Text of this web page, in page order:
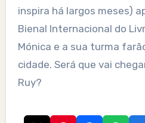
inspira há largos meses)
Bienal Internacional do
Mónica e a sua turma
cidade. Será que vai
Ruy?